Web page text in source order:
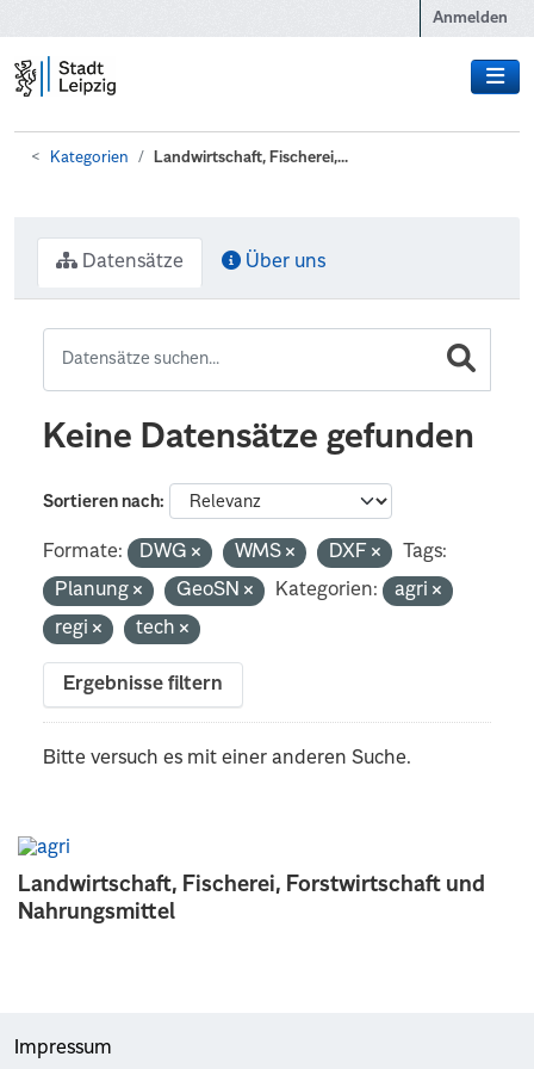
Anmelden
Kategorien Landwirtschaft, Fischerei,...
Landwirtschaft, Fischerei, Forstwirtschaft und
Nahrungsmittel
Datensätze Über uns
Keine Datensätze gefunden
Sortieren nach
Formate: DWG WMS DXF
Tags:
Planung
GeoSN Kategorien:
agri
regi
tech
Ergebnisse filtern
Bitte versuch es mit einer anderen Suche.
Impressum